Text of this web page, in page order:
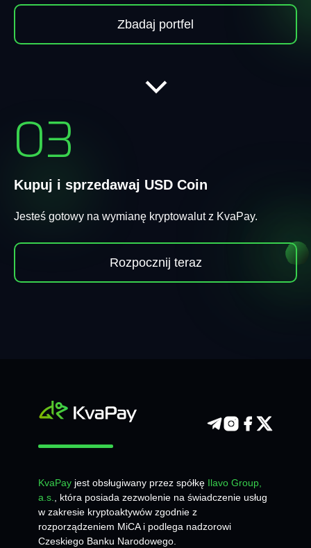
Zbadaj portfel
03
Kupuj i sprzedawaj USD Coin
Jesteś gotowy na wymianę kryptowalut z KvaPay.
Rozpocznij teraz
KvaPay jest obsługiwany przez spółkę Ilavo Group,
a.s., która posiada zezwolenie na świadczenie usług
w zakresie kryptoaktywów zgodnie z
rozporządzeniem MiCA i podlega nadzorowi
Czeskiego Banku Narodowego.